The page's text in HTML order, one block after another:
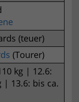
(teuer)
(Tourer)
kg | 12.6:
| 13.6: bis ca.